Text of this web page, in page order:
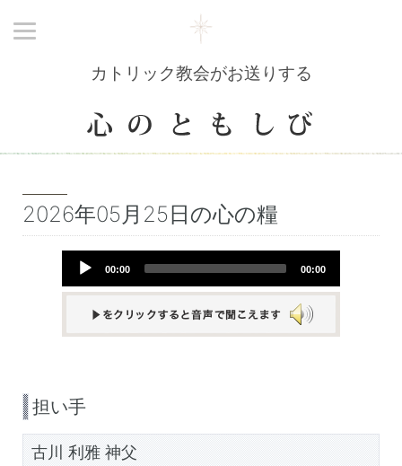
カトリック教会がお送りする
2026年05月25日の心の糧
Audio
00:00 00:00
担い手
古川 利雅 神父